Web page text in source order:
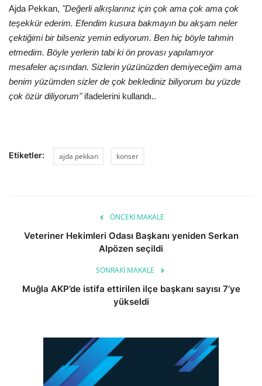
Ajda Pekkan, "Değerli alkışlarınız için çok ama çok ama çok
teşekkür ederim. Efendim kusura bakmayın bu akşam neler
çektiğimi bir bilseniz yemin ediyorum. Ben hiç böyle tahmin
etmedim. Böyle yerlerin tabi ki ön provası yapılamıyor
mesafeler açısından. Sizlerin yüzünüzden demiyeceğim ama
benim yüzümden sizler de çok beklediniz biliyorum bu yüzde
çok özür diliyorum"ifadelerini kullandı..
Etiketler: ajda pekkan konser
ÖNCEKI MAKALE
Veteriner Hekimleri Odası Başkanı yeniden Serkan
Alpözen seçildi
SONRAKI MAKALE
Muğla AKP’de istifa ettirilen ilçe başkanı sayısı 7’ye
yükseldi